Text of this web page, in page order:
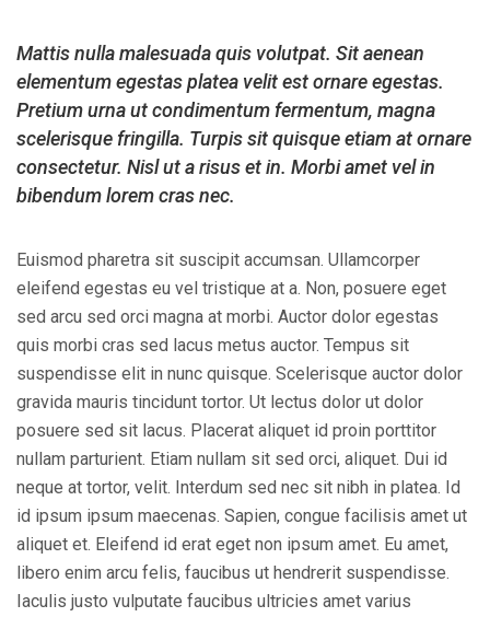
Mattis nulla malesuada quis volutpat. Sit aenean
elementum egestas platea velit est ornare egestas.
Pretium urna ut condimentum fermentum, magna
scelerisque fringilla. Turpis sit quisque etiam at ornare
consectetur. Nisl ut a risus et in. Morbi amet vel in
bibendum lorem cras nec.
Euismod pharetra sit suscipit accumsan. Ullamcorper
eleifend egestas eu vel tristique at a. Non, posuere eget
sed arcu sed orci magna at morbi. Auctor dolor egestas
quis morbi cras sed lacus metus auctor. Tempus sit
suspendisse elit in nunc quisque. Scelerisque auctor dolor
gravida mauris tincidunt tortor. Ut lectus dolor ut dolor
posuere sed sit lacus. Placerat aliquet id proin porttitor
nullam parturient. Etiam nullam sit sed orci, aliquet. Dui id
neque at tortor, velit. Interdum sed nec sit nibh in platea. Id
id ipsum ipsum maecenas. Sapien, congue facilisis amet ut
aliquet et. Eleifend id erat eget non ipsum amet. Eu amet,
libero enim arcu felis, faucibus ut hendrerit suspendisse.
Iaculis justo vulputate faucibus ultricies amet varius